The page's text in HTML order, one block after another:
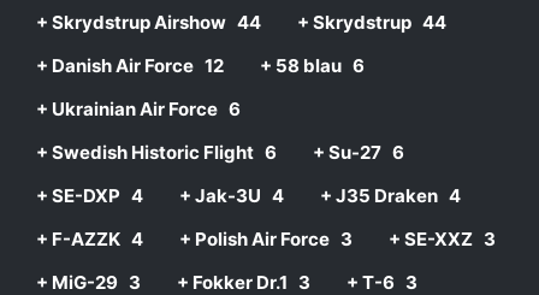
+ Skrydstrup Airshow 44 + Skrydstrup 44
+ Danish Air Force 12 + 58 blau 6
+ Ukrainian Air Force 6
+ Swedish Historic Flight 6 + Su-27 6
+ SE-DXP 4 + Jak-3U 4 + J35 Draken 4
+ F-AZZK 4 + Polish Air Force 3 + SE-XXZ 3
+ MiG-29 3 + Fokker Dr.1 3 + T-6 3